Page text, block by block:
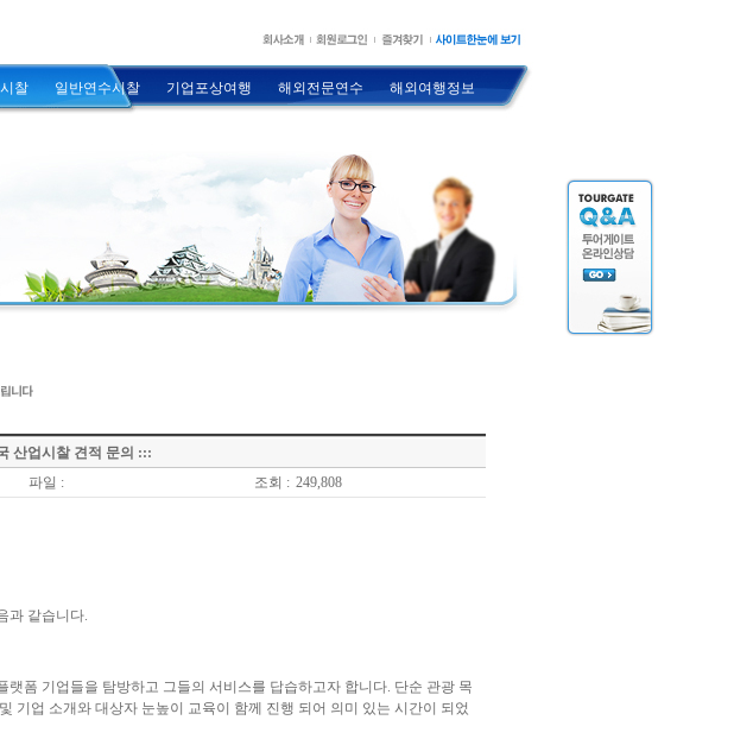
찰 일반연수시찰 기업포상여행 해외전문연수 해외여행정보
산업시찰 견적 문의 :::
파일 : 조회 : 249,808
과 같습니다.
폼 기업들을 탐방하고 그들의 서비스를 답습하고자 합니다. 단순 관광 목
기업 소개와 대상자 눈높이 교육이 함께 진행 되어 의미 있는 시간이 되었